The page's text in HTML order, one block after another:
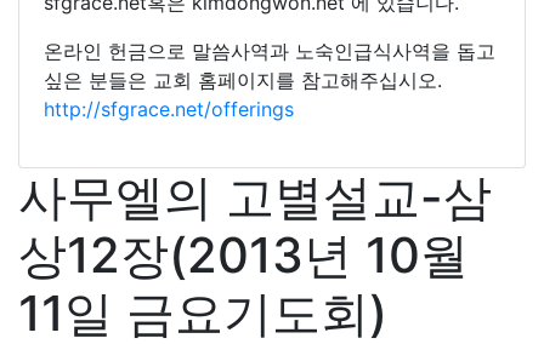
온라인 헌금으로 말씀사역과 노숙인급식사역을 돕고
싶은 분들은 교회 홈페이지를 참고해주십시오.
http://sfgrace.net/offerings
사무엘의 고별설교-삼
상12장(2013년 10월
11일 금요기도회)